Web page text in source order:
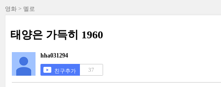
영화 > 멜로
태양은 가득히 1960
hha031294
친구추가 37